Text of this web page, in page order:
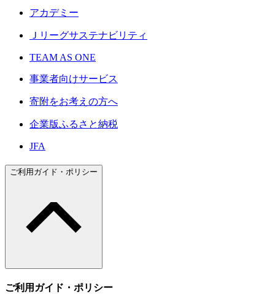
アカデミー
Ｊリーグサステナビリティ
TEAM AS ONE
事業者向けサービス
寄附をお考えの方へ
企業版ふるさと納税
JFA
ご利用ガイド・ポリシー
ご利用ガイド・ポリシー